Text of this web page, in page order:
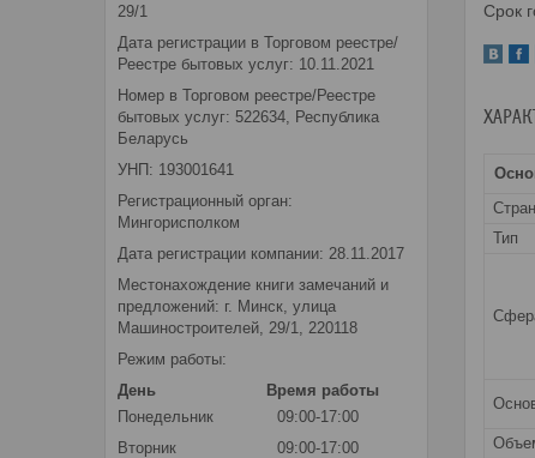
Срок
Тип
29/1
Дата регистрации в Торговом реестре/
Реестре бытовых услуг: 10.11.2021
Номер в Торговом реестре/Реестре
бытовых услуг: 522634, Республика
Беларусь
УНП: 193001641
Регистрационный орган:
Мингорисполком
Дата регистрации компании: 28.11.2017
Местонахождение книги замечаний и
предложений: г. Минск, улица
Машиностроителей, 29/1, 220118
Режим работы:
День
Время работы
Понедельник
09:00-17:00
Вторник
09:00-17:00